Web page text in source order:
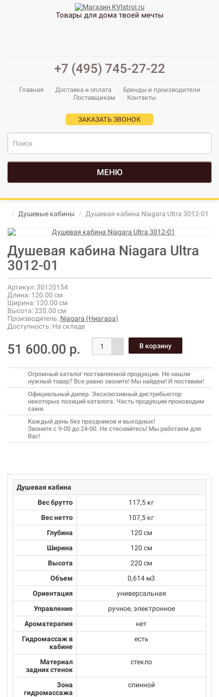
Товары для дома твоей мечты
+7 (495) 745-27-22
Главная Доставка и оплата
Бренды и производители
Поставщикам
Контакты
ЗАКАЗАТЬ ЗВОНОК
МЕНЮ
Душевые кабины Душевая кабина Niagara Ultra 3012-01
Душевая кабина Niagara Ultra
3012-01
Артикул: 30120154
Длина: 120.00 см
Ширина: 120.00 см
Высота:220.00 см
Производитель: Niagara (Ниагара)
Доступность: На складе
51 600.00 р.
Огромный каталог поставляемой продукции. Не нашли
нужный товар? Все равно звоните! Мы найдем! И поставим!
Официальный дилер. Эксклюзивный дистрибьютор
некоторых позиций каталога. Часть продукции производим
сами.
Каждый день без праздников и выходных!
Звоните с 9-00 до 24-00. Не стесняйтесь! Мы работаем для
Вас!
Душевая кабина
Вес брутто
117,5 кг
Вес нетто
107,5 кг
Глубина
120 см
Ширина
120 см
Высота
220 см
Объем
0,614 м3
Ориентация
универсальная
Управление
ручное, электронное
Ароматерапия
нет
Гидромассаж в
кабине
есть
Материал
задних стенок
стекло
Зона
гидромассажа
спинной